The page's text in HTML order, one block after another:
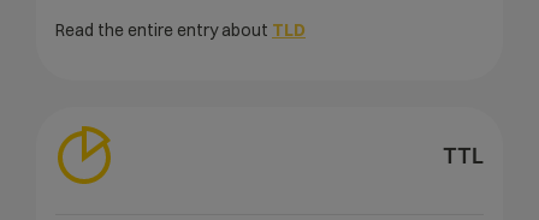
Read the entire entry about TLD
TTL